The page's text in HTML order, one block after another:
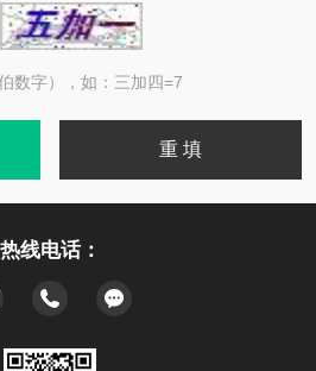
数字），如：三加四=7
热线电话：